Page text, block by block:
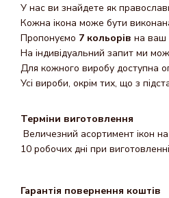
У нас ви знайдете як
Кожна ікона може бути
Пропонуємо 7 кольорів на ваш
На індивідуальний запит ми
Для кожного виробу доступна
Усі вироби, окрім тих, що з
Терміни виготовлення
Величезний асортимент ікон
10 робочих дні при
Гарантія повернення коштів